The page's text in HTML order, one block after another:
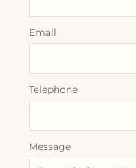
Email
Telephone
Message